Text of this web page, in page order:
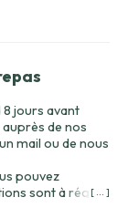
jours avant
de nos
mail ou de nous
pouvez
sont à régler
[ ... ]